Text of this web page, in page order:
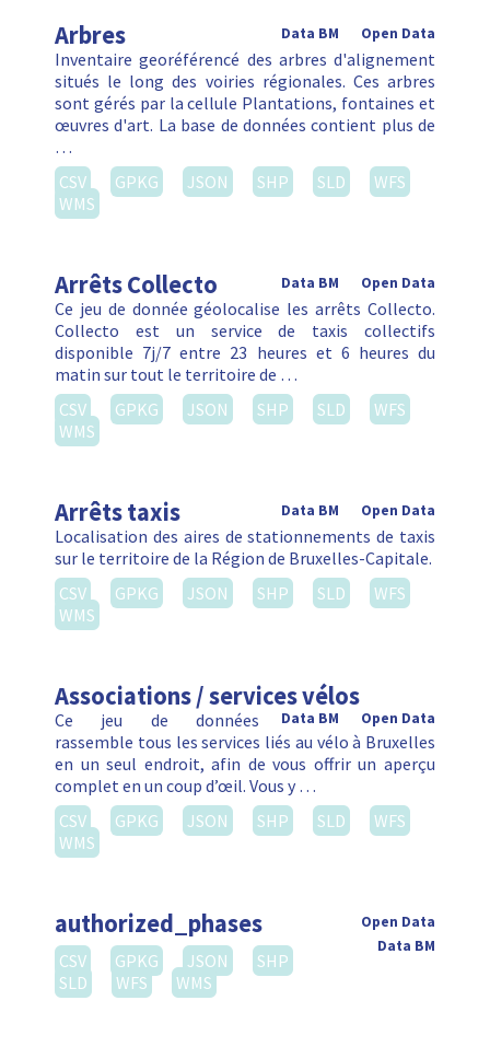
Arbres Open Data
Data BM
Inventaire georéférencé des arbres d'alignement
situés le long des voiries régionales. Ces arbres
sont gérés par la cellule Plantations, fontaines et
œuvres d'art. La base de données contient plus de
…
CSV
GPKG JSON SHP SLD
WFS
WMS
Arrêts Collecto Open Data
Data BM
Ce jeu de donnée géolocalise les arrêts Collecto.
Collecto est un service de taxis collectifs
disponible 7j/7 entre 23 heures et 6 heures du
matin sur tout le territoire de …
CSV
GPKG JSON SHP SLD
WFS
WMS
Arrêts taxis Open Data
Data BM
Localisation des aires de stationnements de taxis
sur le territoire de la Région de Bruxelles-Capitale.
CSV
GPKG JSON SHP SLD
WFS
WMS
Associations / services vélos
Open Data
Data BM
Ce jeu de données
rassemble tous les services liés au vélo à Bruxelles
en un seul endroit, afin de vous offrir un aperçu
complet en un coup d’œil. Vous y …
CSV
GPKG JSON SHP SLD
WFS
WMS
authorized_phases
Open Data
Data BM
CSV GPKG JSON
SHP
SLD
WFS WMS